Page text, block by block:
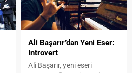
Ali Başarır’dan Yeni Eser:
Introvert
Ali Başarır, yeni eseri